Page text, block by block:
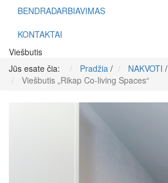
BENDRADARBIAVIMAS
KONTAKTAI
Viešbutis
Jūs esate čia:
Pradžia / NAKVOTI /
Viešbutis „Rikap Co-living Spaces“